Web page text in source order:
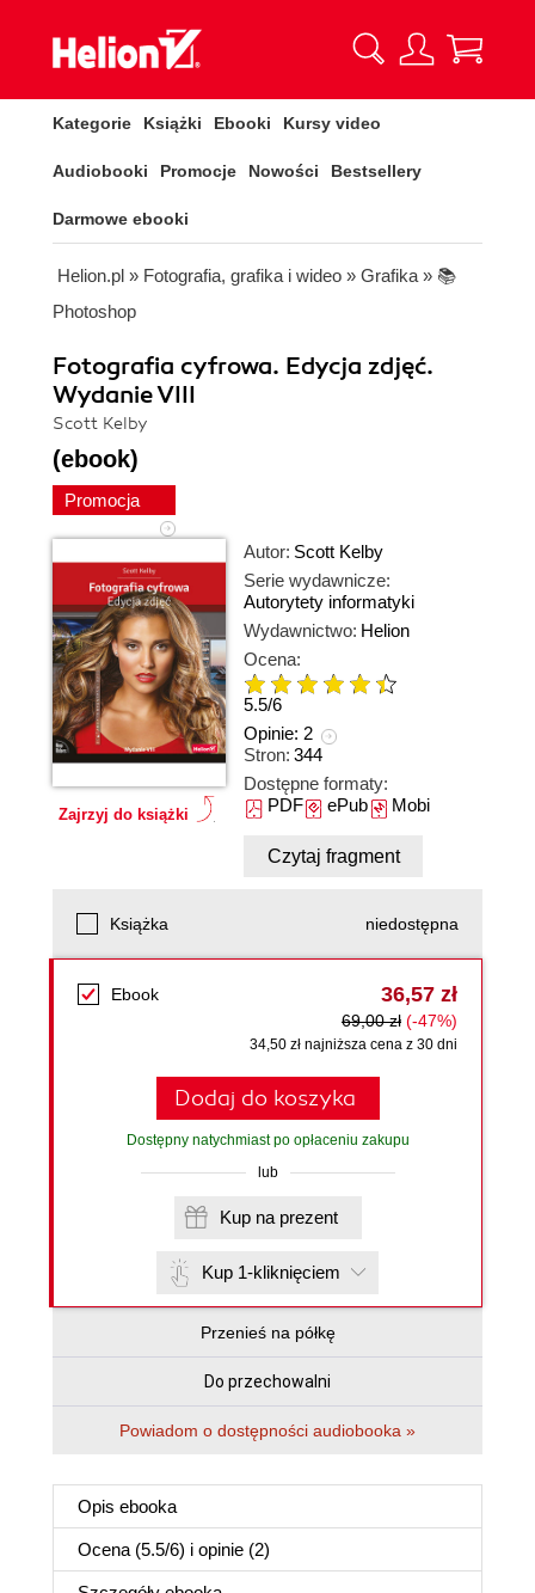
Kategorie Książki Ebooki Kursy video
Audiobooki Promocje Nowości Bestsellery
Darmowe ebooki
Helion.pl » Fotografia, grafika i wideo » Grafika » 📚
Photoshop
Fotografia cyfrowa. Edycja zdjęć.
Wydanie VIII
Scott Kelby
(ebook)
Promocja
Zajrzyj do książki
Autor: Scott Kelby
Serie wydawnicze:
Autorytety informatyki
Wydawnictwo: Helion
Ocena:
5.5/6
Opinie: 2
Stron: 344
Dostępne formaty:
PDFePubMobi
Czytaj fragment
Książka niedostępna
Ebook 36,57 zł
69,00 zł (-47%)
34,50 zł najniższa cena z 30 dni
Dodaj do koszyka
Dostępny natychmiast po opłaceniu zakupu
lub
Kup na prezent
Kup 1-kliknięciem
Przenieś na półkę
Do przechowalni
Powiadom o dostępności audiobooka »
Opis ebooka
Ocena (5.5/6) i opinie (2)